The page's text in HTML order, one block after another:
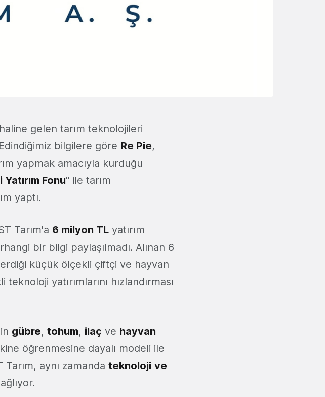
gelen tarım teknolojileri
bilgilere göre Re Pie,
yapmak amacıyla kurduğu
Fonu" ile tarım
yaptı.
Tarım'a 6 milyon TL yatırım
bir bilgi paylaşılmadı. Alınan 6
küçük ölçekli çiftçi ve hayvan
yatırımlarını hızlandırması
gübre, tohum, ilaç ve hayvan
öğrenmesine dayalı modeli ile
aynı zamanda teknoloji ve